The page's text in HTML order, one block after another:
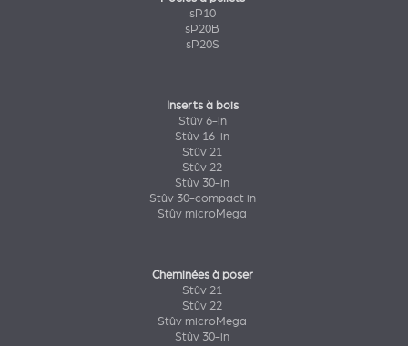
sP10
sP20B
sP20S
Inserts à bois
Stûv 6-in
Stûv 16-in
Stûv 21
Stûv 22
Stûv 30-in
Stûv 30-compact in
Stûv microMega
Cheminées à poser
Stûv 21
Stûv 22
Stûv microMega
Stûv 30-in